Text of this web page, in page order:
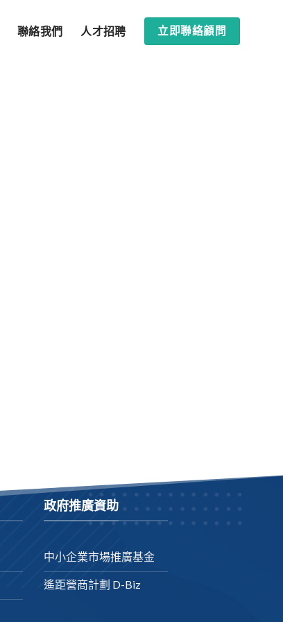
聯絡我們 人才招聘 立即聯絡顧問
政府推廣資助
中小企業市場推廣基金
遙距營商計劃 D-Biz